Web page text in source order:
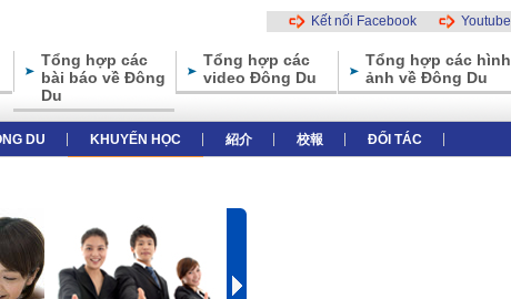
Kết nối Facebook Youtube
Tổng hợp các
bài báo về Đông
Du
Tổng hợp các
video Đông Du
Tổng hợp các hình
ảnh về Đông Du
DU KHUYẾN HỌC 紹介 校報 ĐỐI TÁC